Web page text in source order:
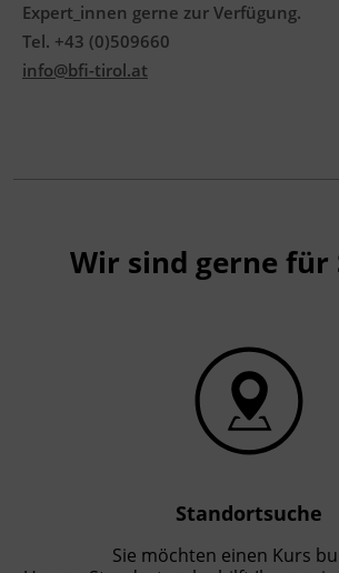
Expert_innen gerne zur Verfügung.
Tel. +43 (0)509660
info@bfi-tirol.at
Wir sind gerne für
Standortsuche
Sie möchten einen Kurs